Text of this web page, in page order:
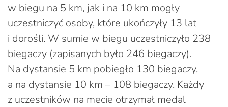
w biegu na 5 km, jak i na 10 km mogły
uczestniczyć osoby, które ukończyły 13 lat
i dorośli. W sumie w biegu uczestniczyło 238
biegaczy (zapisanych było 246 biegaczy).
Na dystansie 5 km pobiegło 130 biegaczy,
a na dystansie 10 km – 108 biegaczy. Każdy
z uczestników na mecie otrzymał medal